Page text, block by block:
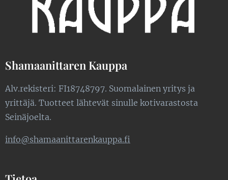
Shamaanittaren Kauppa
Alv.rekisteri: FI18748797. Suomalainen yritys ja
yrittäjä. Tuotteet lähtevät sinulle kotivarastosta
Seinäjoelta.
info@shamaanittarenkauppa.fi